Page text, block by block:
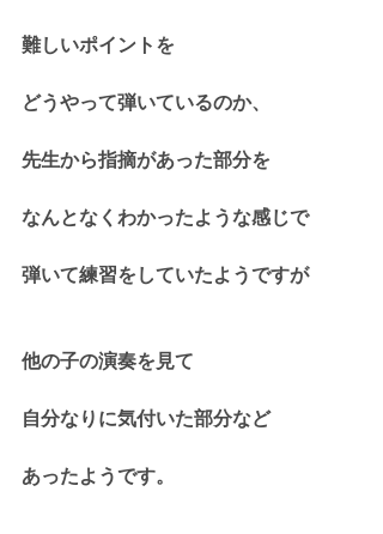
難しいポイントを
どうやって弾いているのか、
先生から指摘があった部分を
なんとなくわかったような感じで
弾いて練習をしていたようですが
他の子の演奏を見て
自分なりに気付いた部分など
あったようです。